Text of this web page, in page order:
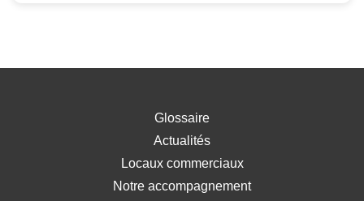
Glossaire
Actualités
Locaux commerciaux
Notre accompagnement